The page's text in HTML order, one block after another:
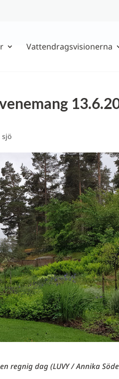
Vattendragsvisionerna
sjö
regnig dag (LUVY / Annika